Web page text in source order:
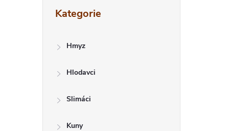
kategorie
Kategorie
Hmyz
Hlodavci
Slimáci
Kuny